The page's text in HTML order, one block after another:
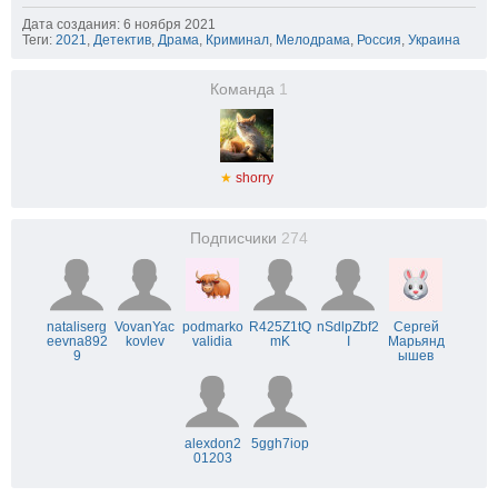
Дата создания: 6 ноября 2021
Теги: 2021, Детектив, Драма, Криминал, Мелодрама, Россия, Украина
Команда 1
★ shorry
Подписчики 274
nataliserg
eevna892
9
VovanYac
kovlev
podmarko
validia
R425Z1tQ
mK
nSdlpZbf2
Сергей
Марьянд
ышев
alexdon2
01203
5ggh7iop